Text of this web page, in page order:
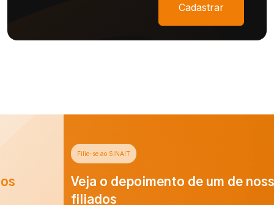
Cadastrar
Veja o depoimento de um de nossos